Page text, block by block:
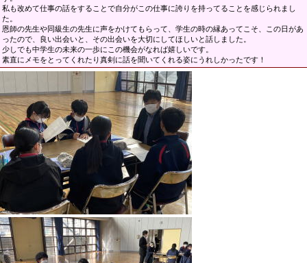
私も改めて仕事の話をすることで自分がこの仕事に誇りを持ってることを感じられまし
た。
恩師の先生や同級生の先生に声をかけてもらって、学生の時の縁あってこそ、この日があ
ったので、良い出会いと、その出会いを大切にしてほしいと話しました。
少しでも中学生の未来の一歩にこの機会がなれば嬉しいです。
素直にメモをとってくれたり真剣に話を聞いてくれる姿にうれしかったです！